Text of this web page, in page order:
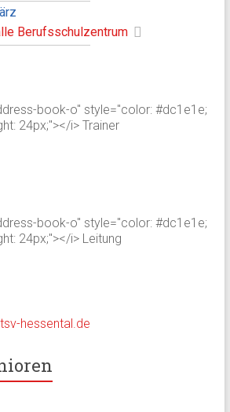
Berufsschulzentrum
hessental.de